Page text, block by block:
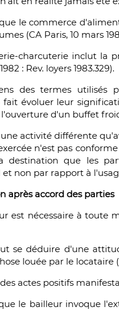
le commerce
(CA Paris, 10 mars
charcuterie inclut la
: Rev. loyers 1983.329).
des termes utilisés
évoluer leur
d'un buffet froid
activité différente
n'est pas
destination que les
non par rapport à
après accord des parties
est nécessaire à toute
se déduire d'une
louée par le locataire
actes positifs
le bailleur invoque